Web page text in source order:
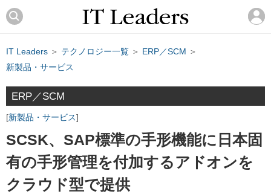
IT Leaders ＞ テクノロジー一覧 ＞ ERP／SCM ＞
新製品・サービス
ERP／SCM
新製品・サービス
SCSK、SAP標準の手形機能に日本固
有の手形管理を付加するアドオンを
クラウド型で提供